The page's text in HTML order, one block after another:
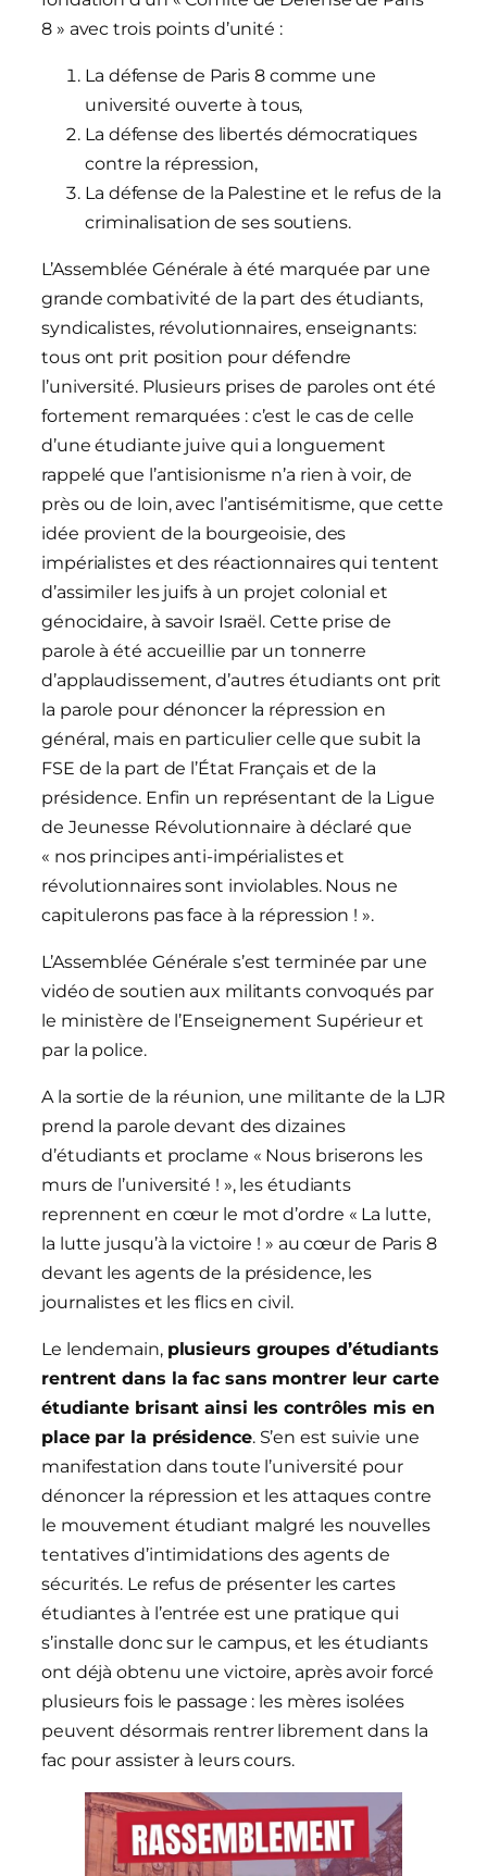
8 » avec trois points d’unité :
La défense de Paris 8 comme une
université ouverte à tous,
La défense des libertés démocratiques
contre la répression,
La défense de la Palestine et le refus de la
criminalisation de ses soutiens.
L’Assemblée Générale à été marquée par une
grande combativité de la part des étudiants,
syndicalistes, révolutionnaires, enseignants:
tous ont prit position pour défendre
l’université. Plusieurs prises de paroles ont été
fortement remarquées : c’est le cas de celle
d’une étudiante juive qui a longuement
rappelé que l’antisionisme n’a rien à voir, de
près ou de loin, avec l’antisémitisme, que cette
idée provient de la bourgeoisie, des
impérialistes et des réactionnaires qui tentent
d’assimiler les juifs à un projet colonial et
génocidaire, à savoir Israël. Cette prise de
parole à été accueillie par un tonnerre
d’applaudissement, d’autres étudiants ont prit
la parole pour dénoncer la répression en
général, mais en particulier celle que subit la
FSE de la part de l’État Français et de la
présidence. Enfin un représentant de la Ligue
de Jeunesse Révolutionnaire à déclaré que
« nos principes anti-impérialistes et
révolutionnaires sont inviolables. Nous ne
capitulerons pas face à la répression ! ».
L’Assemblée Générale s’est terminée par une
vidéo de soutien aux militants convoqués par
le ministère de l’Enseignement Supérieur et
par la police.
A la sortie de la réunion, une militante de la LJR
prend la parole devant des dizaines
d’étudiants et proclame « Nous briserons les
murs de l’université ! », les étudiants
reprennent en cœur le mot d’ordre « La lutte,
la lutte jusqu’à la victoire ! » au cœur de Paris 8
devant les agents de la présidence, les
journalistes et les flics en civil.
Le lendemain, plusieurs groupes d’étudiants
rentrent dans la fac sans montrer leur carte
étudiante brisant ainsi les contrôles mis en
place par la présidence. S’en est suivie une
manifestation dans toute l’université pour
dénoncer la répression et les attaques contre
le mouvement étudiant malgré les nouvelles
tentatives d’intimidations des agents de
sécurités. Le refus de présenter les cartes
étudiantes à l’entrée est une pratique qui
s’installe donc sur le campus, et les étudiants
ont déjà obtenu une victoire, après avoir forcé
plusieurs fois le passage : les mères isolées
peuvent désormais rentrer librement dans la
fac pour assister à leurs cours.